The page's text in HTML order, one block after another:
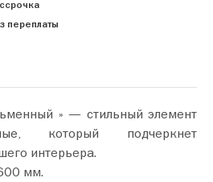
переплаты
» — стильный элемент
который подчеркнет
интерьера.
мм.